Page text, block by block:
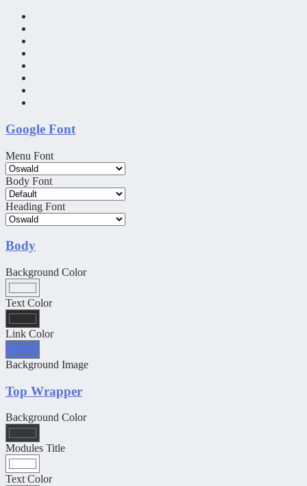
Google Font
Menu Font
Body Font
Heading Font
Body
Background Color
Text Color
Link Color
Background Image
Top Wrapper
Background Color
Modules Title
Text Color